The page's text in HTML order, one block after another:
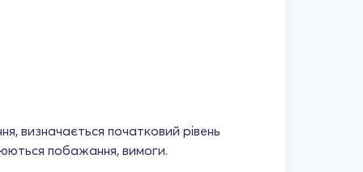
визначається початковий рівень
побажання, вимоги.